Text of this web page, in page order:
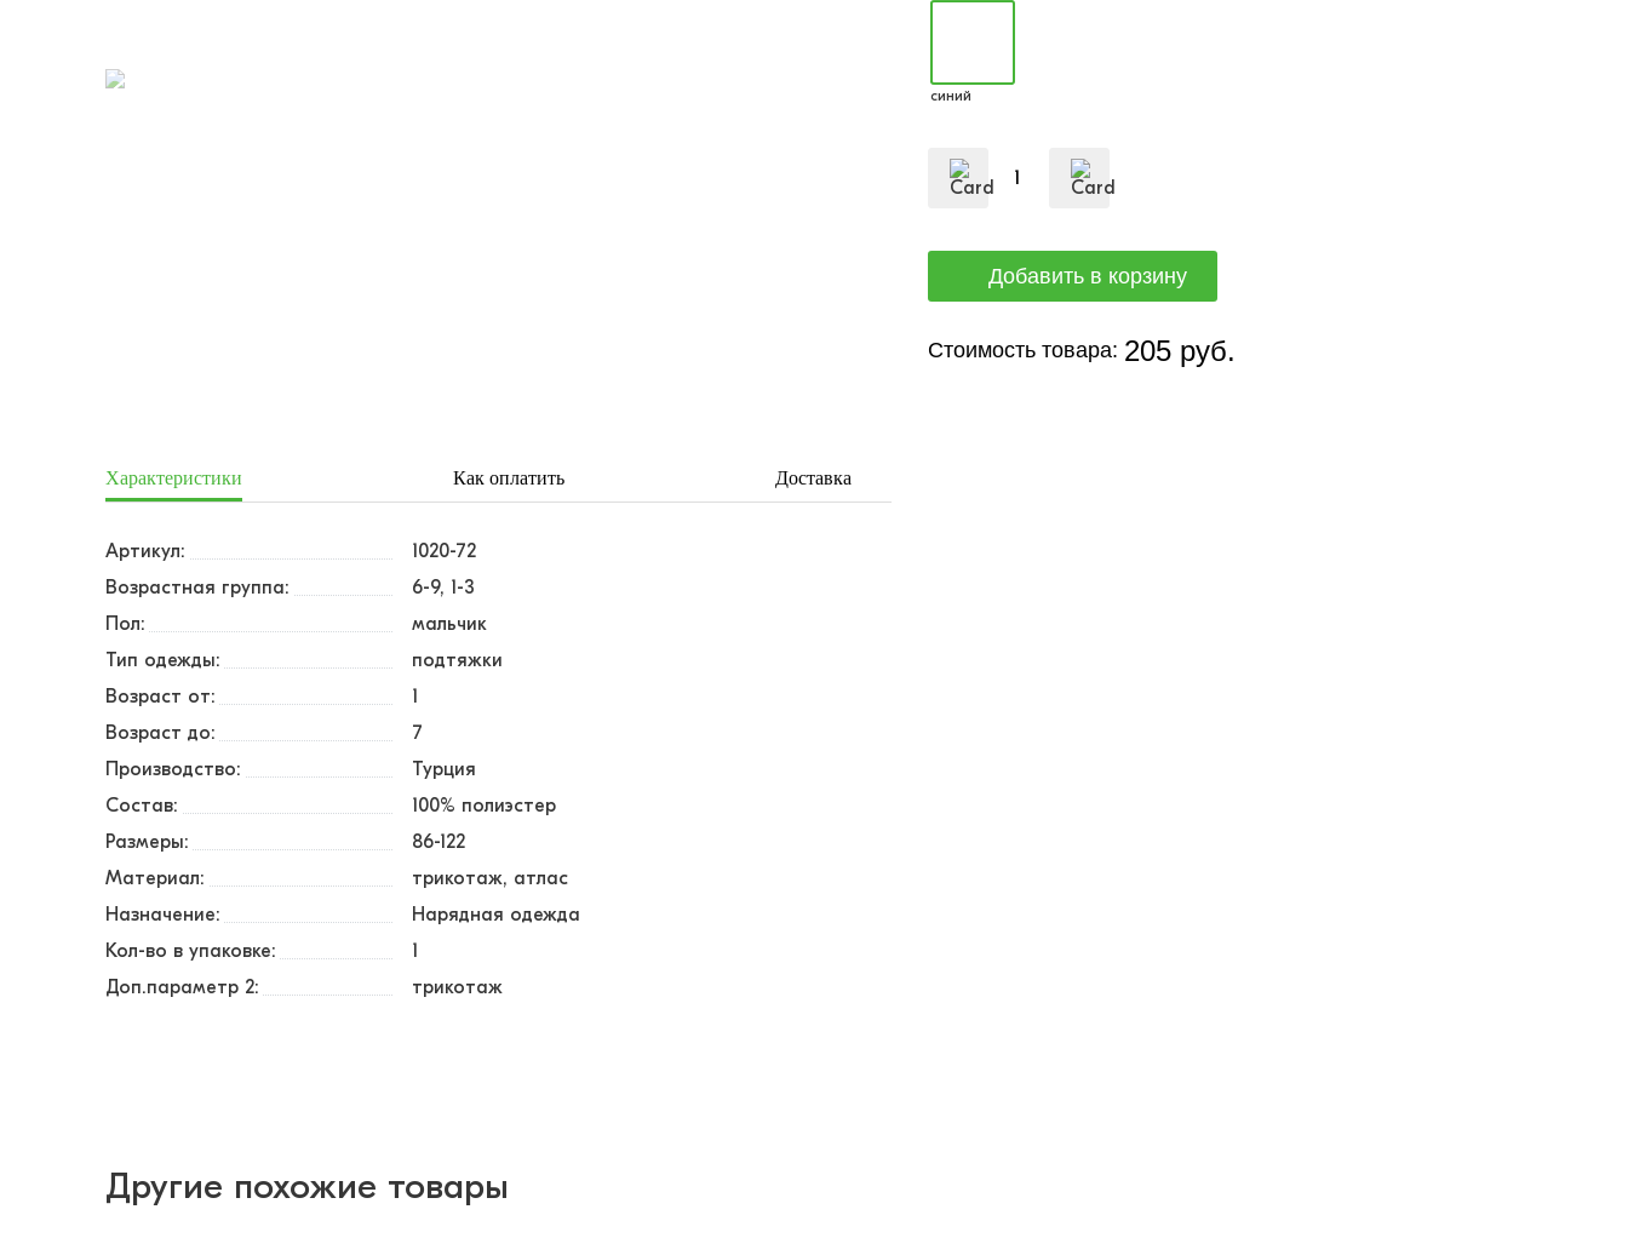
синий
Стоимость товара: 205 руб.
Характеристики Как оплатить Доставка
Артикул:
1020-72
Возрастная группа:
6-9, 1-3
Пол:
мальчик
Тип одежды:
подтяжки
Возраст от:
1
Возраст до:
7
Производство:
Турция
Состав:
100% полиэстер
Размеры:
86-122
Материал:
трикотаж, атлас
Назначение:
Нарядная одежда
Кол-во в упаковке:
1
Доп.параметр 2:
трикотаж
Другие похожие товары